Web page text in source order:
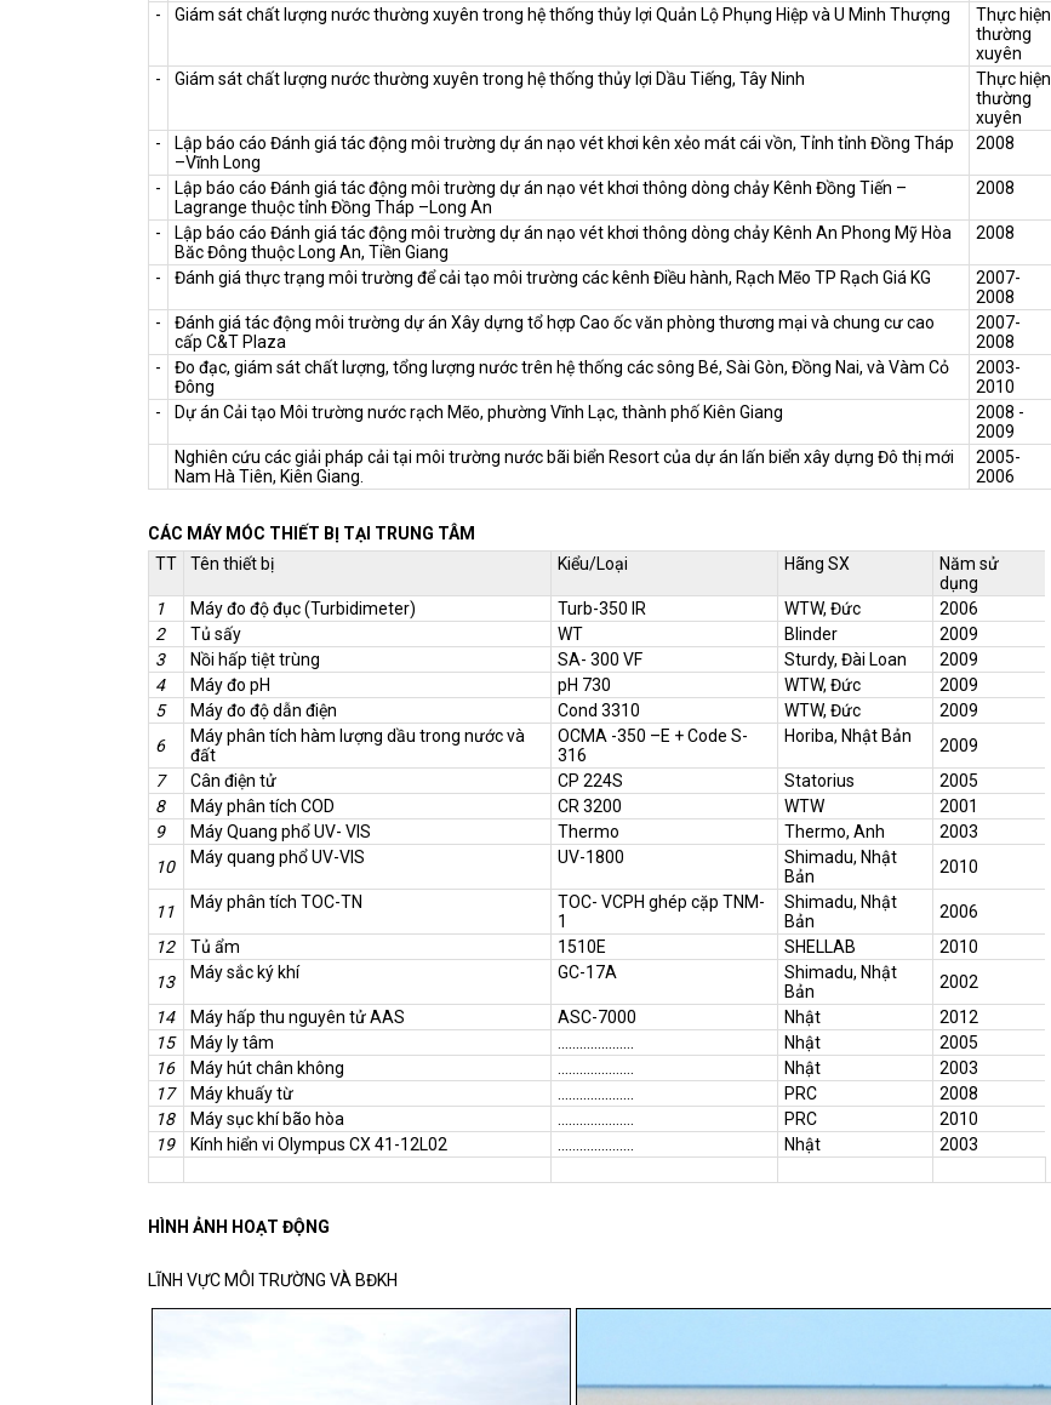
- Giám sát chất lượng nước thường xuyên trong hệ thống thủy lợi Quản Lộ Phụng Hiệp và U Minh Thượng
Thực hiện
thường
xuyên
-
Giám sát chất lượng nước thường xuyên trong hệ thống thủy lợi Dầu Tiếng, Tây Ninh
Thực hiện
thường
xuyên
-
Lập báo cáo Đánh giá tác động môi trường dự án nạo vét khơi kên xẻo mát cái vồn, Tỉnh tỉnh Đồng Tháp
–Vĩnh Long
2008
-
Lập báo cáo Đánh giá tác động môi trường dự án nạo vét khơi thông dòng chảy Kênh Đồng Tiến –
Lagrange thuộc tỉnh Đồng Tháp –Long An
2008
-
Lập báo cáo Đánh giá tác động môi trường dự án nạo vét khơi thông dòng chảy Kênh An Phong Mỹ Hòa
Băc Đông thuộc Long An, Tiền Giang
2008
- Đánh giá thực trạng môi trường để cải tạo môi trường các kênh Điều hành, Rạch Mẽo TP Rạch Giá KG
2007-
2008
-
Đánh giá tác động môi trường dự án Xây dựng tổ hợp Cao ốc văn phòng thương mại và chung cư cao
cấp C&T Plaza
2007-
2008
-
Đo đạc, giám sát chất lượng, tổng lượng nước trên hệ thống các sông Bé, Sài Gòn, Đồng Nai, và Vàm Cỏ
Đông
2003-
2010
-
Dự án Cải tạo Môi trường nước rạch Mẽo, phường Vĩnh Lạc, thành phố Kiên Giang
2008 -
2009
Nghiên cứu các giải pháp cải tại môi trường nước bãi biển Resort của dự án lấn biển xây dựng Đô thị mới
Nam Hà Tiên, Kiên Giang.
2005-
2006
CÁC MÁY MÓC THIẾT BỊ TẠI TRUNG TÂM
TT
Tên thiết bị Kiểu/Loại Hãng SX
Năm sử
dụng
1
Máy đo độ đục (Turbidimeter) Turb-350 IR WTW, Đức
2006
2
Tủ sấy WT Blinder
2009
3
Nồi hấp tiệt trùng SA- 300 VF Sturdy, Đài Loan
2009
4
Máy đo pH pH 730 WTW, Đức
2009
5
Máy đo độ dẫn điện Cond 3310 WTW, Đức
2009
6
Máy phân tích hàm lượng dầu trong nước và
đất
OCMA -350 –E + Code S-
316
Horiba, Nhật Bản
2009
7
Cân điện tử CP 224S Statorius
2005
8
Máy phân tích COD CR 3200 WTW
2001
9
Máy Quang phổ UV- VIS Thermo Thermo, Anh
2003
10
Máy quang phổ UV-VIS UV-1800
Shimadu, Nhật
Bản
2010
11 Máy phân tích TOC-TN
TOC- VCPH ghép cặp TNM-
1
Shimadu, Nhật
Bản
2006
12
Tủ ẩm 1510E SHELLAB
2010
13
Máy sắc ký khí GC-17A
Shimadu, Nhật
Bản
2002
14
Máy hấp thu nguyên tử AAS ASC-7000 Nhật
2012
15
Máy ly tâm Nhật
2005
16
Máy hút chân không Nhật
2003
17
Máy khuấy từ PRC
2008
18
Máy sục khí bão hòa PRC
2010
19
Kính hiển vi Olympus CX 41-12L02 Nhật 2003
HÌNH ẢNH HOẠT ĐỘNG
LĨNH VỰC MÔI TRƯỜNG VÀ BĐKH